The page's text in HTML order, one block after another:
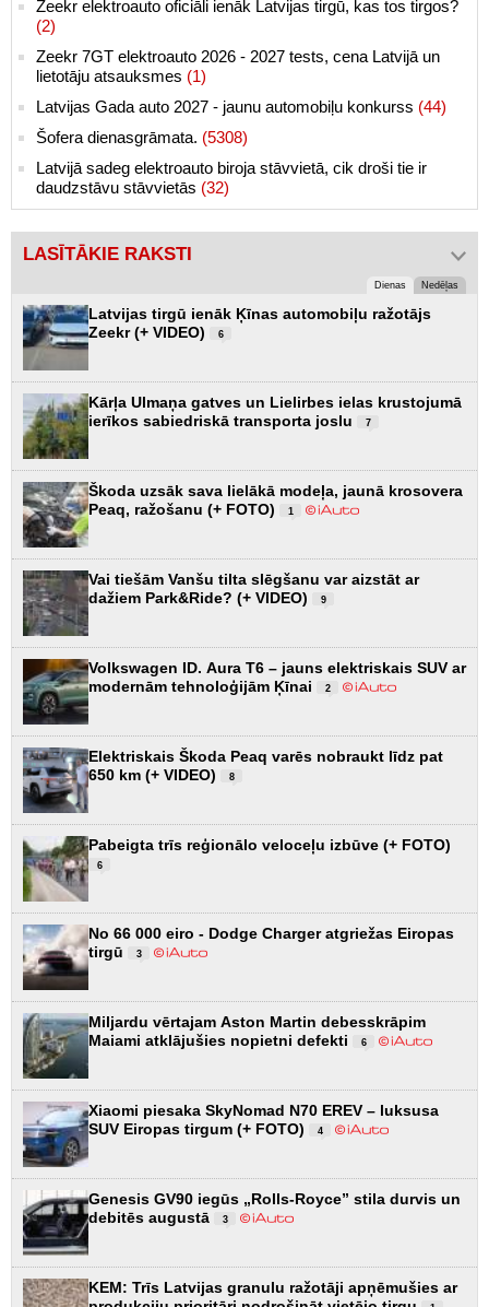
Zeekr elektroauto oficiāli ienāk Latvijas tirgū, kas tos tirgos?
(2)
Zeekr 7GT elektroauto 2026 - 2027 tests, cena Latvijā un
lietotāju atsauksmes (1)
Latvijas Gada auto 2027 - jaunu automobiļu konkurss (44)
Šofera dienasgrāmata. (5308)
Latvijā sadeg elektroauto biroja stāvvietā, cik droši tie ir
daudzstāvu stāvvietās (32)
LASĪTĀKIE RAKSTI
Dienas Nedēļas
Latvijas tirgū ienāk Ķīnas automobiļu ražotājs
Zeekr (+ VIDEO)
6
Kārļa Ulmaņa gatves un Lielirbes ielas krustojumā
ierīkos sabiedriskā transporta joslu
7
Škoda uzsāk sava lielākā modeļa, jaunā krosovera
Peaq, ražošanu (+ FOTO)
1
Vai tiešām Vanšu tilta slēgšanu var aizstāt ar
dažiem Park&Ride? (+ VIDEO)
9
Volkswagen ID. Aura T6 – jauns elektriskais SUV ar
modernām tehnoloģijām Ķīnai
2
Elektriskais Škoda Peaq varēs nobraukt līdz pat
650 km (+ VIDEO)
8
Pabeigta trīs reģionālo veloceļu izbūve (+ FOTO)
6
No 66 000 eiro - Dodge Charger atgriežas Eiropas
tirgū
3
Miljardu vērtajam Aston Martin debesskrāpim
Maiami atklājušies nopietni defekti
6
Xiaomi piesaka SkyNomad N70 EREV – luksusa
SUV Eiropas tirgum (+ FOTO)
4
Genesis GV90 iegūs „Rolls-Royce” stila durvis un
debitēs augustā
3
KEM: Trīs Latvijas granulu ražotāji apņēmušies ar